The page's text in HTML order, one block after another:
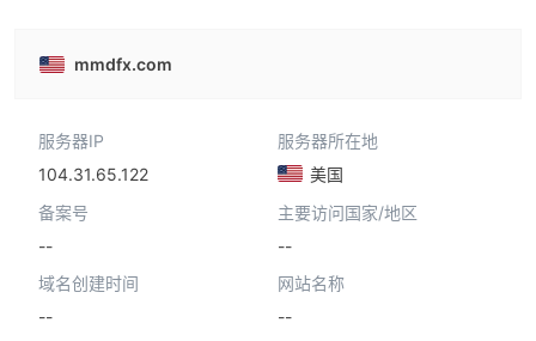
mmdfx.com
服务器IP
104.31.65.122
服务器所在地
美国
备案号
--
主要访问国家/地区
--
域名创建时间
--
网站名称
--